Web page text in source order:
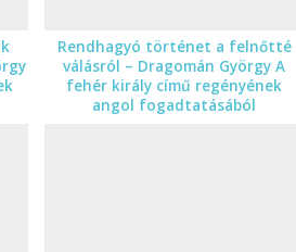
Rendhagyó történet a felnőtté
válásról – Dragomán György A
fehér király című regényének
angol fogadtatásából